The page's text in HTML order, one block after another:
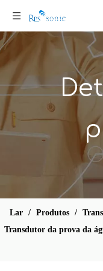
Lar / Produtos /
Transdutor da prova da